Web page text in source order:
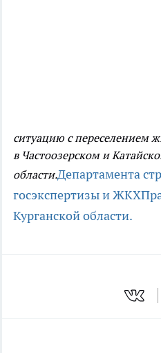
ситуацию с переселением
в Частоозерском и
области.Департамента
госэкспертизы и ЖКХ
Курганской области.